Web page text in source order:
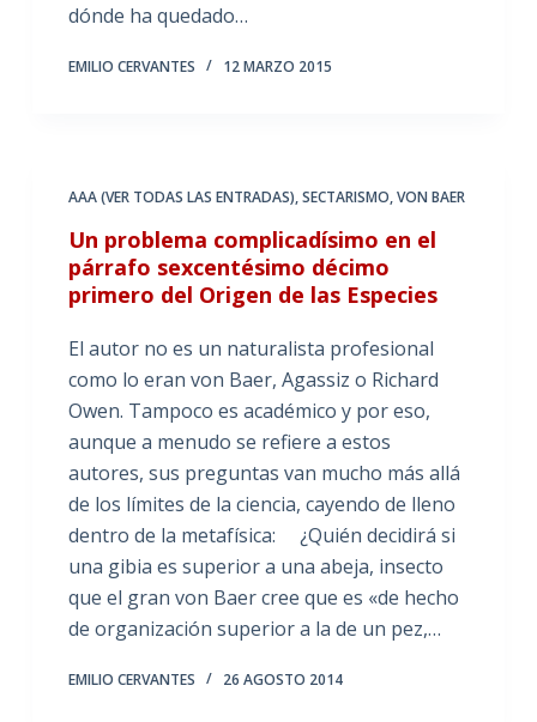
dónde ha quedado…
EMILIO CERVANTES 12 MARZO 2015
AAA (VER TODAS LAS ENTRADAS),SECTARISMO,VON BAER
Un problema complicadísimo en el
párrafo sexcentésimo décimo
primero del Origen de las Especies
El autor no es un naturalista profesional
como lo eran von Baer, Agassiz o Richard
Owen. Tampoco es académico y por eso,
aunque a menudo se refiere a estos
autores, sus preguntas van mucho más allá
de los límites de la ciencia, cayendo de lleno
dentro de la metafísica: ¿Quién decidirá si
una gibia es superior a una abeja, insecto
que el gran von Baer cree que es «de hecho
de organización superior a la de un pez,…
EMILIO CERVANTES 26 AGOSTO 2014